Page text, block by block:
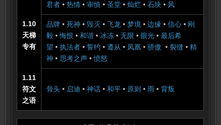
君者 •热情 •审慎 •圣堂 •灿烂 •石块 • 风
1.10
天梯
专有
品牌 •死神 •毁灭 •飞龙 •梦境 •边缘 •信心 • 刚
毅 •悔恨 •和谐 •冰冻 •无限 • 眼光 •最后希
望 •执法者 •誓约 •遵从 • 凤凰 •骄傲 •裂缝 •精
神 •思考之声 •愤怒
1.11
符文
之语
骨头 • 启迪 •神话 •和平 • 原则 •雨 •背叛